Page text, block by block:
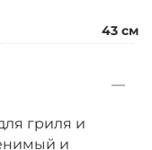
43 см
гриля и
и